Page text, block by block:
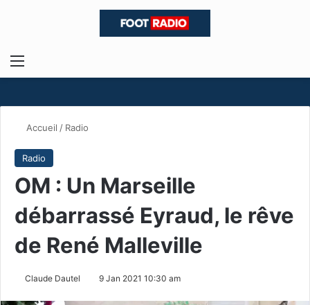
Menu
Accueil / Radio
Radio
OM : Un Marseille
débarrassé Eyraud, le rêve
de René Malleville
Claude Dautel 9 Jan 2021 10:30 am